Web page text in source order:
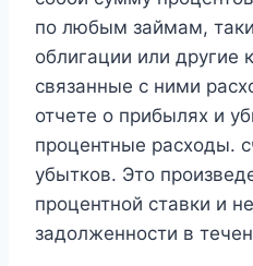
по любым займам,
облигации или другие
связанные с ними
отчете о прибылях и
процентные расходы.
убытков. Это
процентной ставки и
задолженности в